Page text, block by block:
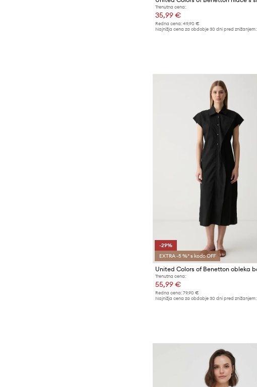
Trenutna cena:
35,99 €
Redna cena: 49,90 €
Najnižja cena za obdobje 30 dni pred znižanjem:
-29%
EXTRA -5 %* s kodo OFF
Trenutna cena:
55,99 €
Redna cena: 79,90 €
Najnižja cena za obdobje 30 dni pred znižanjem: